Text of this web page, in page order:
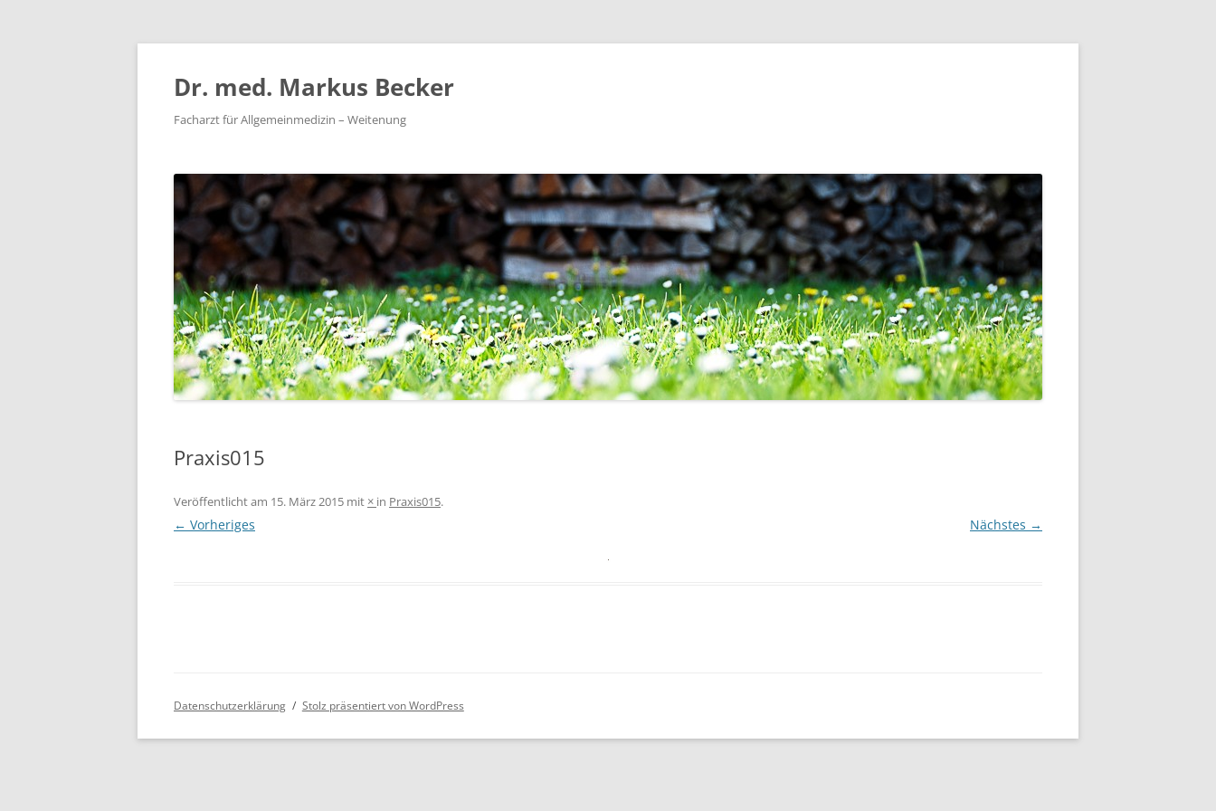
Zum
Dr. med. Markus Becker
Facharzt für Allgemeinmedizin – Weitenung
Praxis015
Veröffentlicht am 15. März 2015 mit × in Praxis015.
← Vorheriges Nächstes →
Datenschutzerklärung Stolz präsentiert von WordPress